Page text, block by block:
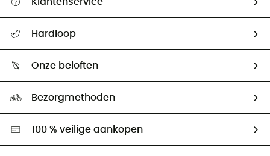
Mijn zending volgen
Retourzendingen & Terugbetalingen
Hardloop
Ambassadeurs
Onze beloften
Hardgreen
Bezorgmethoden
100 % veilige aankopen